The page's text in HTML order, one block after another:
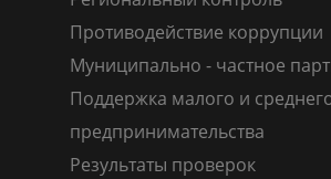
Противодействие коррупции
Муниципально - частное
Поддержка малого и
предпринимательства
Результаты проверок